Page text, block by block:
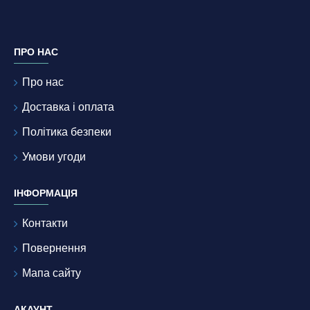
ПРО НАС
Про нас
Доставка і оплата
Політика безпеки
Умови угоди
ІНФОРМАЦІЯ
Контакти
Повернення
Мапа сайту